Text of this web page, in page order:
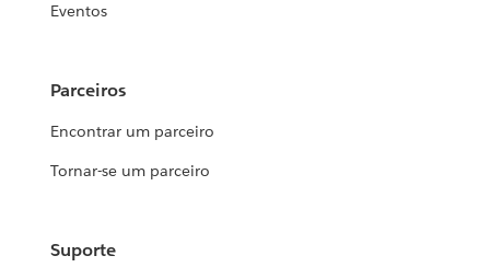
Eventos
Parceiros
Encontrar um parceiro
Tornar-se um parceiro
Suporte